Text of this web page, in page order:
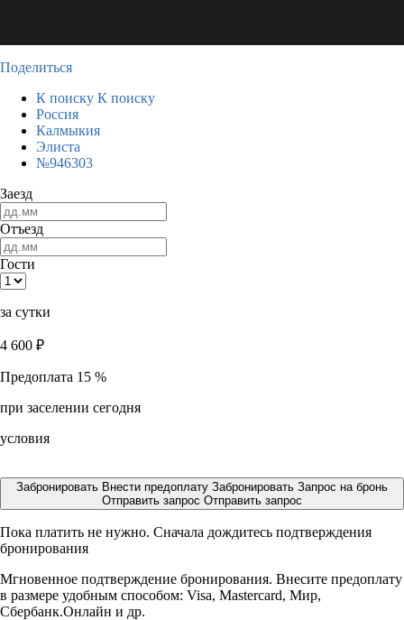
Поделиться
К поиску К поиску
Россия
Калмыкия
Элиста
№946303
Заезд
Отъезд
Гости
за сутки
4 600 ₽
Предоплата 15 %
при заселении сегодня
условия
Забронировать Внести предоплату Забронировать Запрос на бронь
Отправить запрос Отправить запрос
Пока платить не нужно. Сначала дождитесь подтверждения
бронирования
Мгновенное подтверждение бронирования. Внесите предоплату
в размере удобным способом: Visa, Mastercard, Мир,
Сбербанк.Онлайн и др.